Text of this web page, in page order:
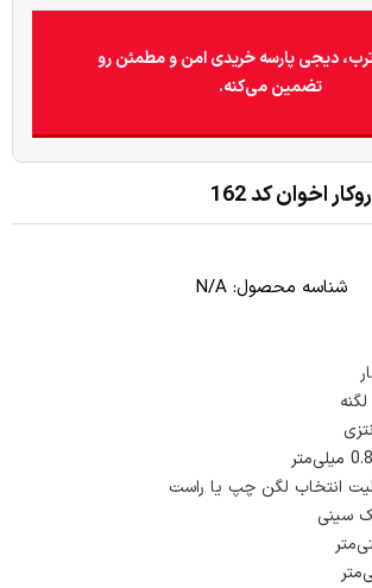
دیجی پارسه خریدی امن و مطمئن رو
تضمین می‌کنه.
اخوان کد 162
شناسه محصول: N/A
انتخاب لگن چپ یا راست
سینی